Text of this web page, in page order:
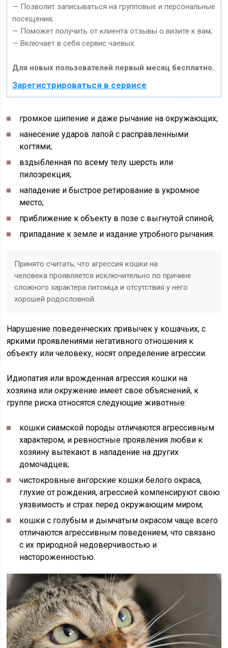
— Позволит записываться на групповые и персональные
посещения;
— Поможет получить от клиента отзывы о визите к вам;
— Включает в себя сервис чаевых.
Для новых пользователей первый месяц бесплатно.
Зарегистрироваться в сервисе
громкое шипение и даже рычание на окружающих;
нанесение ударов лапой с расправленными
когтями;
вздыбленная по всему телу шерсть или
пилоэрекция;
нападение и быстрое ретирование в укромное
место;
приближение к объекту в позе с выгнутой спиной;
припадание к земле и издание утробного рычания.
Принято считать, что агрессия кошки на
человека проявляется исключительно по причине
сложного характера питомца и отсутствия у него
хорошей родословной.
Нарушение поведенческих привычек у кошачьих, с
яркими проявлениями негативного отношения к
объекту или человеку, носят определение агрессии.
Идиопатия или врожденная агрессия кошки на
хозяина или окружение имеет свое объяснений, к
группе риска относятся следующие животные:
кошки сиамской породы отличаются агрессивным
характером, и ревностные проявления любви к
хозяину вытекают в нападение на других
домочадцев;
чистокровные ангорские кошки белого окраса,
глухие от рождения, агрессией компенсируют свою
уязвимость и страх перед окружающим миром;
кошки с голубым и дымчатым окрасом чаще всего
отличаются агрессивным поведением, что связано
с их природной недоверчивостью и
настороженностью.